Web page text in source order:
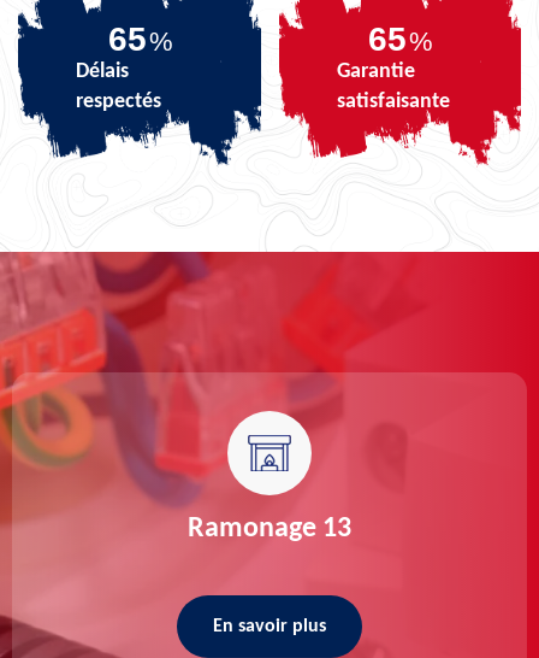
81%
Délais
respectés
81%
Garantie
satisfaisante
Ramonage 13
En savoir plus